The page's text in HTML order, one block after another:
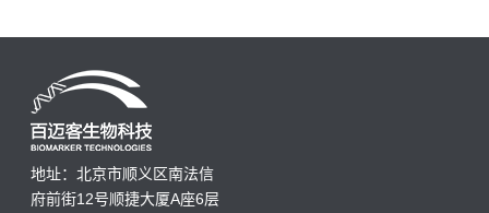
地址：北京市顺义区南法信
府前街12号顺捷大厦A座6层